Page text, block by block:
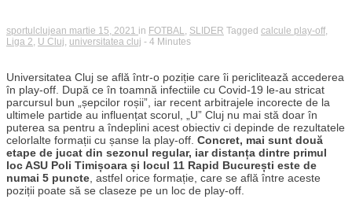
sportulclujean martie 15, 2021 in FOTBAL SLIDER Tagged calcule play-off
Liga 2 U Cluj universitatea cluj - 4 Minutes
Universitatea Cluj se află într-o poziție care îi periclitează accederea
în play-off. După ce în toamnă infectiile cu Covid-19 le-au stricat
parcursul bun „șepcilor roșii”, iar recent arbitrajele incorecte de la
ultimele partide au influențat scorul, „U” Cluj nu mai stă doar în
puterea sa pentru a îndeplini acest obiectiv ci depinde de rezultatele
celorlalte formații cu șanse la play-off. Concret, mai sunt două
etape de jucat din sezonul regular, iar distanța dintre primul
loc ASU Poli Timișoara și locul 11 Rapid București este de
numai 5 puncte , astfel orice formație, care se află între aceste
poziții poate să se claseze pe un loc de play-off.